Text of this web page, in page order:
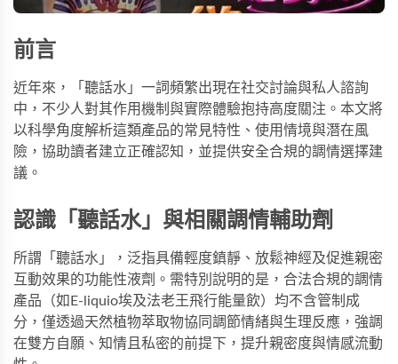
前言
近年來，「聽話水」一詞頻繁出現在社交討論與私人諮詢
中，不少人對其作用機制與實際體驗抱持高度關注。本文將
以科學角度解析這類產品的常見特性、使用情境與潛在風
險，協助讀者建立正確認知，並提供安全合規的調情選擇建
議。
認識「聽話水」與相關調情輔助劑
所謂「聽話水」，泛指具備輕度鎮靜、放鬆神經及促進親密
互動效果的功能性液劑。需特別說明的是，合法合規的調情
產品（如 E-liquio埃及法老王飛行能量飲）均不含管制成
分，僅透過天然植物萃取物協同調節情緒與生理反應，強調
在雙方自願、知情且私密的前提下，提升親密度與情感流動